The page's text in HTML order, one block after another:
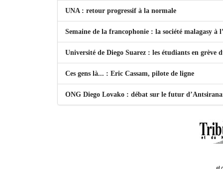
UNA : retour progressif à la normale
Semaine de la francophonie : la société malagasy à
Université de Diego Suarez : les étudiants en grève
Ces gens là... : Eric Cassam, pilote de ligne
ONG Diego Lovako : débat sur le futur